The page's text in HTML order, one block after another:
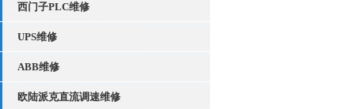
西门子PLC维修
UPS维修
ABB维修
欧陆派克直流调速维修